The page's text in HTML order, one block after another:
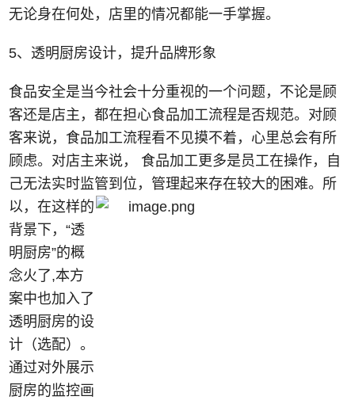
无论身在何处，店里的情况都能一手掌握。
5、透明厨房设计，提升品牌形象
食品安全是当今社会十分重视的一个问题，不论是顾
客还是店主，都在担心食品加工流程是否规范。对顾
客来说，食品加工流程看不见摸不着，心里总会有所
顾虑。对店主来说， 食品加工更多是员工在操作，自
己无法实时监管到位，管理起来存在较大的困难。 所
以，在这样的
背景下，“透
明厨房”的概
念火了,本方
案中也加入了
透明厨房的设
计（选配）。
通过对外展示
厨房的监控画